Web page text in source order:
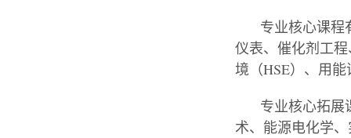
专业核心课程
仪表、催化剂工
境（HSE）、用
专业核心拓展
术、 能源电化学